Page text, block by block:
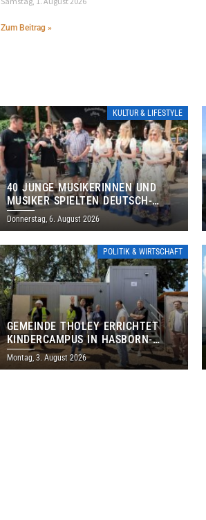
Zum Beitrag »
KULTUR & LIFESTYLE
40 JUNGE MUSIKERINNEN UND
MUSIKER SPIELTEN DEUTSCH-
BRASILIANISCHES PROGRAMM IN
THOLEY
Donnerstag, 6. August 2026
POLITIK & WIRTSCHAFT
GEMEINDE THOLEY ERRICHTET
KINDERCAMPUS IN HASBORN-
DAUTWEILER FÜR RUND 8,5 BIS 9
MILLIONEN EURO
Montag, 3. August 2026